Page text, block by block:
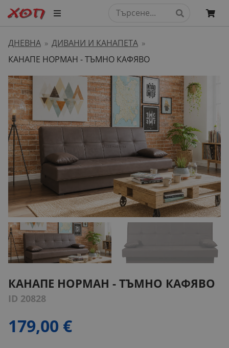
ДНЕВНА » ДИВАНИ И КАНАПЕТА »
КАНАПЕ НОРМАН - ТЪМНО КАФЯВО
КАНАПЕ НОРМАН - ТЪМНО КАФЯВО
ID 20828
179,00 €